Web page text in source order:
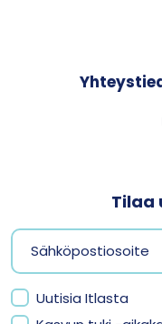
Tilaa
Uutisia Itlasta